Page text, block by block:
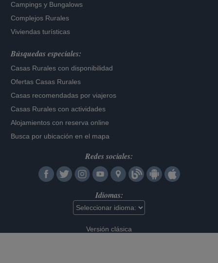
Campings y Bungalows
Complejos Rurales
Viviendas turísticas
Búsquedas especiales:
Casas Rurales con disponibilidad
Ofertas Casas Rurales
Casas recomendadas por viajeros
Casas Rurales con actividades
Alojamientos con reserva online
Busca por ubicación en el mapa
Redes sociales:
Idiomas:
Versión clásica